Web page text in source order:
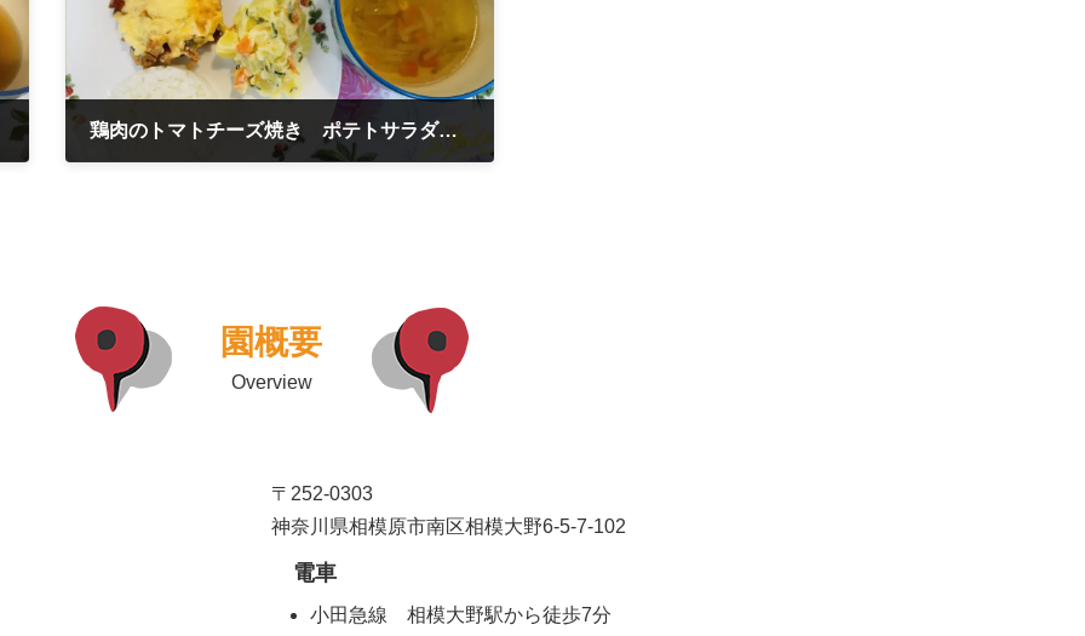
鶏肉のトマトチーズ焼き ポテトサラダ 3月5日
園概要
Overview
〒252-0303
神奈川県相模原市南区相模大野6-5-7-102
電車
小田急線 相模大野駅から徒歩7分